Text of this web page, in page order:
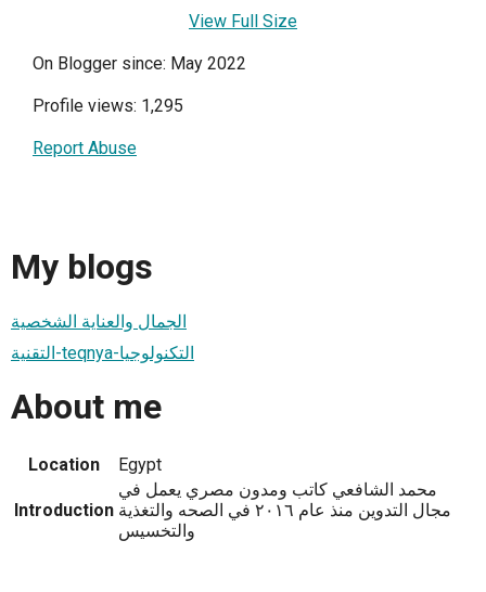
View Full Size
On Blogger since: May 2022
Profile views: 1,295
Report Abuse
My blogs
الجمال والعناية الشخصية
التقنية-teqnya-التكنولوجيا
About me
Location Egypt
Introduction
محمد الشافعي كاتب ومدون مصري يعمل في
مجال التدوين منذ عام ٢٠١٦ في الصحه والتغذية
والتخسيس